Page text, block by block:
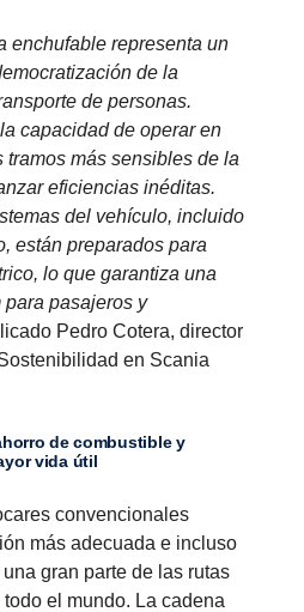
enchufable representa un
de la
de personas.
capacidad de operar en
tramos más sensibles de la
eficiencias inéditas.
del vehículo, incluido
están preparados para
lo que garantiza una
pasajeros y
Pedro Cotera, director
en Scania
vida útil
convencionales
más adecuada e incluso
gran parte de las rutas
el mundo. La cadena